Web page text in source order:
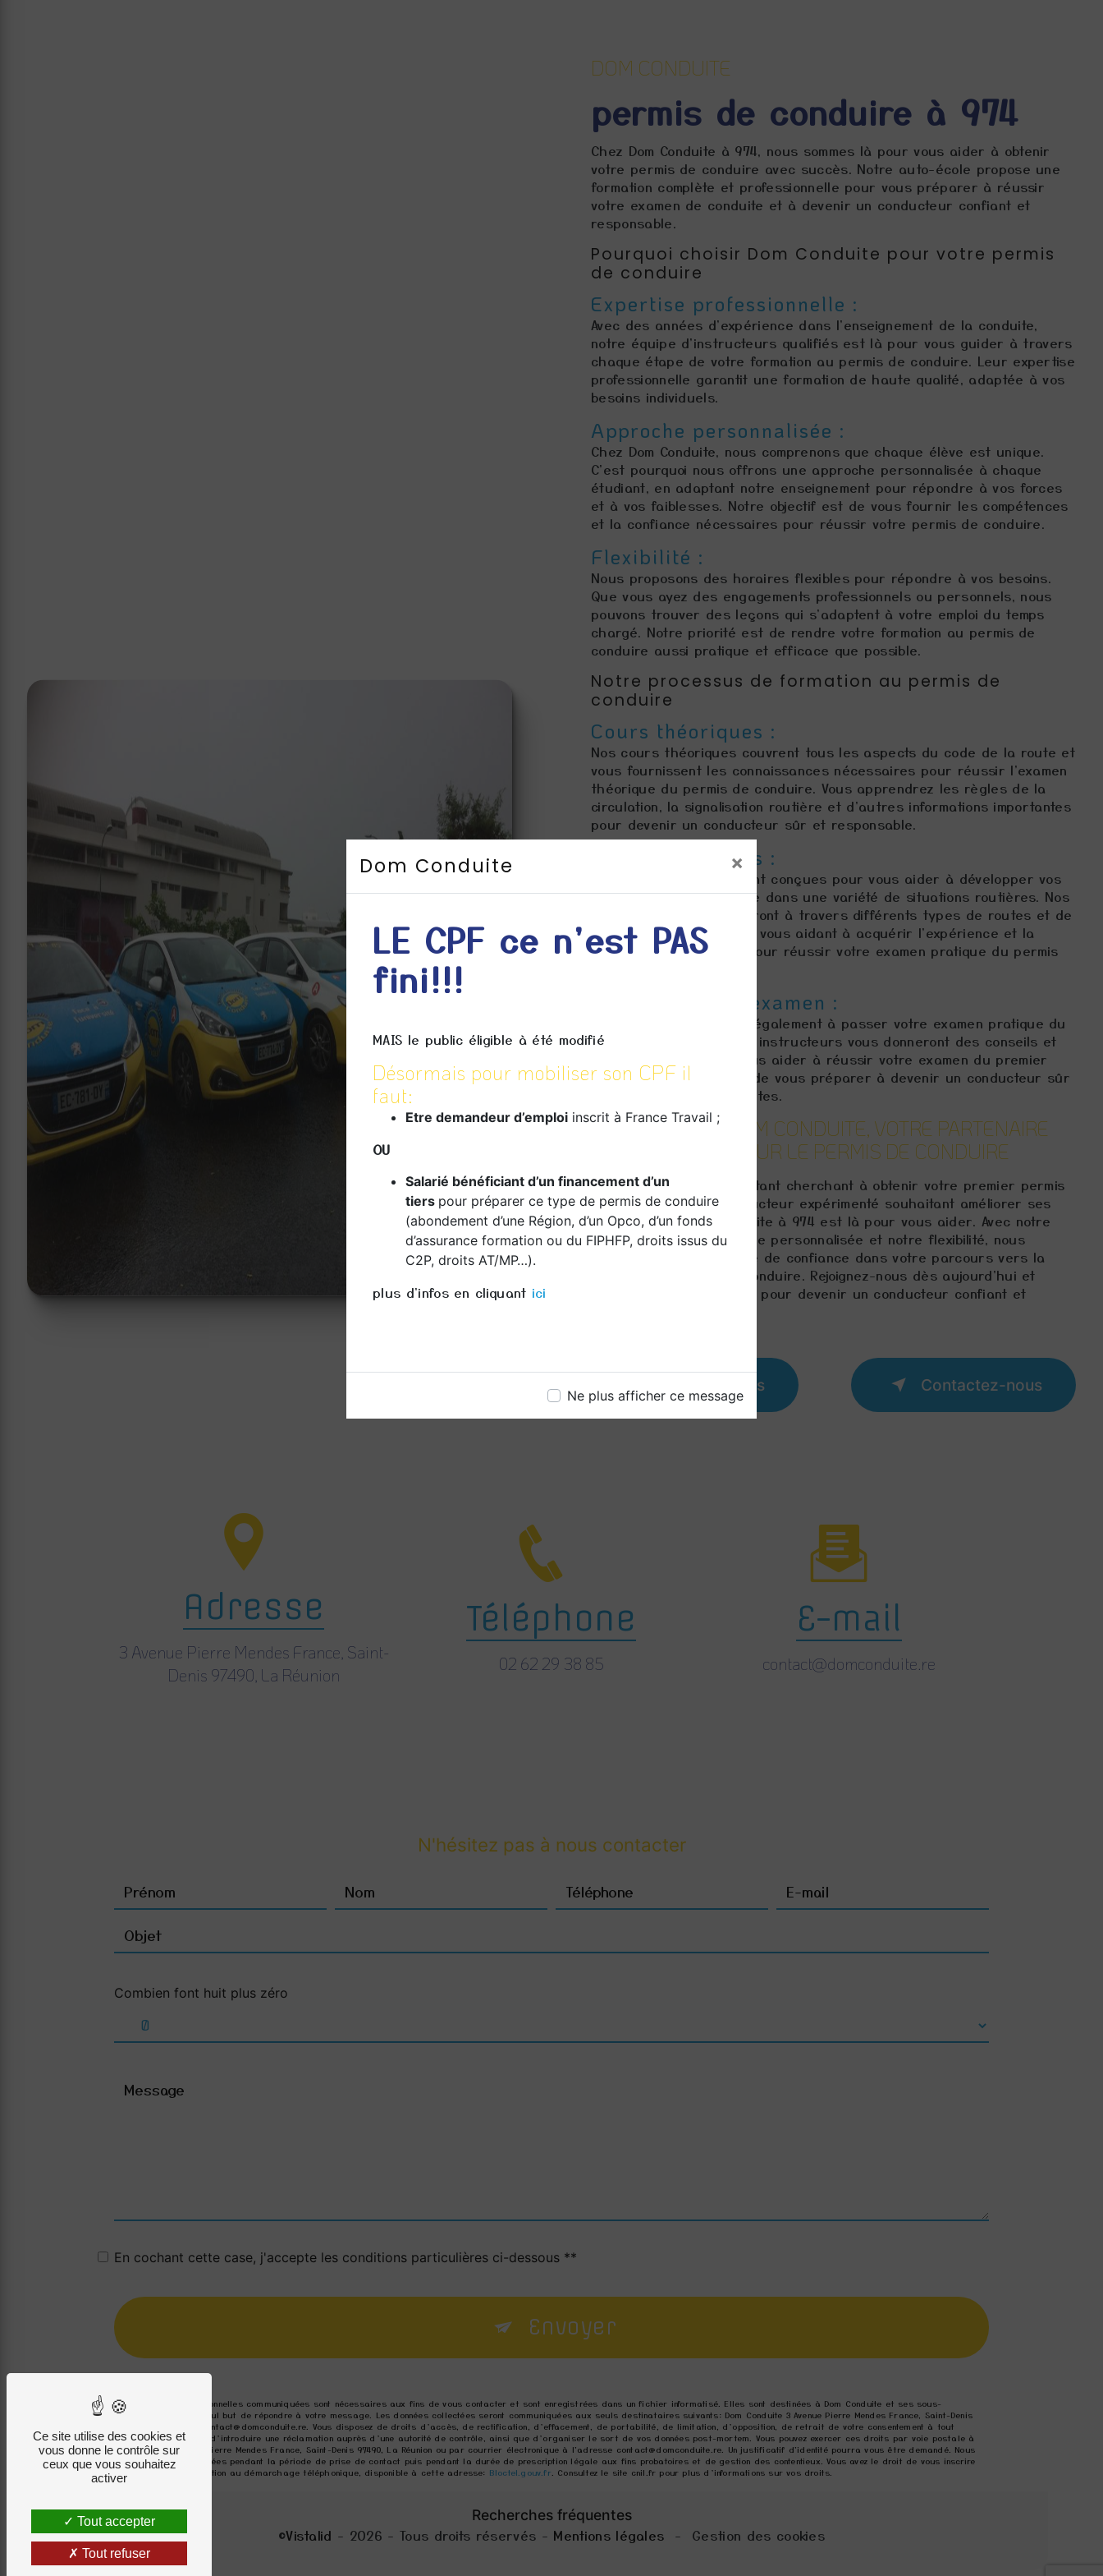
Dom Conduite ×
LE CPF ce n'est PAS
fini!!!
MAIS le public éligible à été modifié
Désormais pour mobiliser son CPF il
faut:
Etre demandeur d’emploi inscrit à France Travail ;
OU
Salarié bénéficiant d’un financement d’un
tiers pour préparer ce type de permis de conduire
(abondement d’une Région, d’un Opco, d’un fonds
d’assurance formation ou du FIPHFP, droits issus du
C2P, droits AT/MP…).
plus d'infos en cliquant ici
Ne plus afficher ce message
DOM CONDUITE
permis de conduire à 974
Chez Dom Conduite à 974, nous sommes là pour vous aider à obtenir
votre permis de conduire avec succès. Notre auto-école propose une
formation complète et professionnelle pour vous préparer à réussir
votre examen de conduite et à devenir un conducteur confiant et
responsable.
Pourquoi choisir Dom Conduite pour votre permis
de conduire
Expertise professionnelle :
Avec des années d'expérience dans l'enseignement de la conduite,
notre équipe d'instructeurs qualifiés est là pour vous guider à travers
chaque étape de votre formation au permis de conduire. Leur expertise
professionnelle garantit une formation de haute qualité, adaptée à vos
besoins individuels.
Approche personnalisée :
Chez Dom Conduite, nous comprenons que chaque élève est unique.
C'est pourquoi nous offrons une approche personnalisée à chaque
étudiant, en adaptant notre enseignement pour répondre à vos forces
et à vos faiblesses. Notre objectif est de vous fournir les compétences
et la confiance nécessaires pour réussir votre permis de conduire.
Flexibilité :
Nous proposons des horaires flexibles pour répondre à vos besoins.
Que vous ayez des engagements professionnels ou personnels, nous
pouvons trouver des leçons qui s'adaptent à votre emploi du temps
chargé. Notre priorité est de rendre votre formation au permis de
conduire aussi pratique et efficace que possible.
Notre processus de formation au permis de
conduire
Cours théoriques :
Nos cours théoriques couvrent tous les aspects du code de la route et
vous fournissent les connaissances nécessaires pour réussir l'examen
théorique du permis de conduire. Vous apprendrez les règles de la
circulation, la signalisation routière et d'autres informations importantes
pour devenir un conducteur sûr et responsable.
Leçons pratiques :
Nos leçons pratiques sont conçues pour vous aider à développer vos
compétences de conduite dans une variété de situations routières. Nos
instructeurs vous guideront à travers différents types de routes et de
conditions de circulation, vous aidant à acquérir l'expérience et la
confiance nécessaires pour réussir votre examen pratique du permis
Préparation à l'examen :
Nous vous préparerons également à passer votre examen pratique du
permis de conduire. Nos instructeurs vous donneront des conseils et
des techniques pour vous aider à réussir votre examen du premier
coup. Notre objectif est de vous préparer à devenir un conducteur sûr
et compétent sur les routes.
CONCLUSION : DOM CONDUITE, VOTRE PARTENAIRE
DE CONFIANCE POUR LE PERMIS DE CONDUIRE
Que vous soyez un débutant cherchant à obtenir votre premier permis
de conduire ou un conducteur expérimenté souhaitant améliorer ses
compétences, Dom Conduite à 974 est là pour vous aider. Avec notre
expertise, notre approche personnalisée et notre flexibilité, nous
sommes votre partenaire de confiance dans votre parcours vers la
réussite au permis de conduire. Rejoignez-nous dès aujourd'hui et
commencez votre voyage pour devenir un conducteur confiant et
En savoir plus Contactez-nous
Adresse
3 Avenue Pierre Mendes France, Saint-
Denis 97490, La Réunion
Téléphone
02 62 29 38 85
E-mail
contact@domconduite.re
N'hésitez pas à nous contacter
Combien font huit plus zéro
En cochant cette case, j'accepte les conditions particulières ci-dessous **
Envoyer
** Les données personnelles communiquées sont nécessaires aux fins de vous contacter et sont enregistrées dans un fichier informatisé. Elles sont destinées à Dom Conduite et ses sous-
traitants dans le seul but de répondre à votre message. Les données collectées seront communiquées aux seuls destinataires suivants: Dom Conduite 3 Avenue Pierre Mendes France, Saint-Denis
97490, La Réunion contact@domconduite.re. Vous disposez de droits d’accès, de rectification, d’effacement, de portabilité, de limitation, d’opposition, de retrait de votre consentement à tout
moment et du droit d’introduire une réclamation auprès d’une autorité de contrôle, ainsi que d’organiser le sort de vos données post-mortem. Vous pouvez exercer ces droits par voie postale à
l'adresse 3 Avenue Pierre Mendes France, Saint-Denis 97490, La Réunion ou par courrier électronique à l'adresse contact@domconduite.re. Un justificatif d'identité pourra vous être demandé. Nous
conservons vos données pendant la période de prise de contact puis pendant la durée de prescription légale aux fins probatoires et de gestion des contentieux. Vous avez le droit de vous inscrire
sur la liste d'opposition au démarchage téléphonique, disponible à cette adresse: Bloctel.gouv.fr. Consultez le site cnil.fr pour plus d’informations sur vos droits.
Recherches fréquentes
©Vistalid - 2026 - Tous droits réservés - Mentions légales - Gestion des cookies
Ce site utilise des cookies et
vous donne le contrôle sur
ceux que vous souhaitez
activer
Tout accepter
Tout refuser